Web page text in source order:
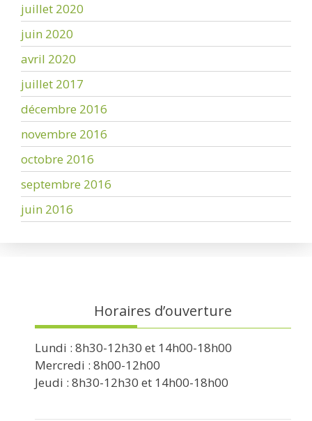
juillet 2020
juin 2020
avril 2020
juillet 2017
décembre 2016
novembre 2016
octobre 2016
septembre 2016
juin 2016
Horaires d’ouverture
Lundi : 8h30-12h30 et 14h00-18h00
Mercredi : 8h00-12h00
Jeudi : 8h30-12h30 et 14h00-18h00